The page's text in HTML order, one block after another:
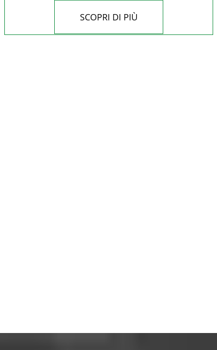
SCOPRI DI PIÙ